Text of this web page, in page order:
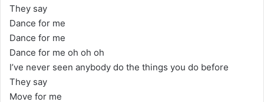
They say
Dance for me
Dance for me
Dance for me oh oh oh
I’ve never seen anybody do the things you do before
They say
Move for me